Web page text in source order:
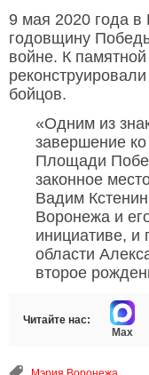
9 мая 2020 года
годовщину
войне. К
бойцов.
«Одним из
завершение
Площади
законное
Вадим
Воронежа и
инициативе, и
области
второе
Читайте нас:
Max